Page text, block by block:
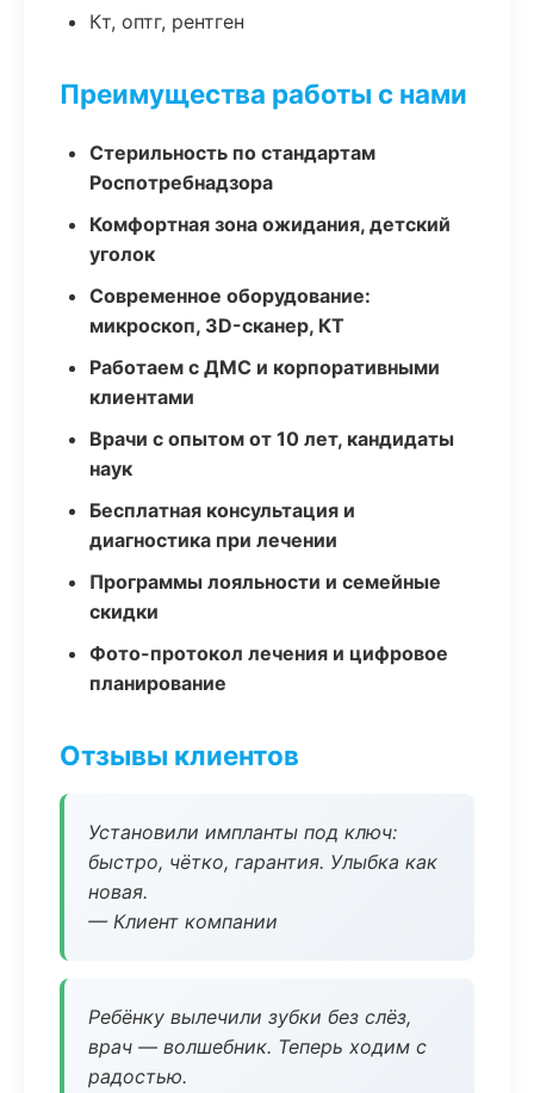
Кт, оптг, рентген
Преимущества работы с нами
Стерильность по стандартам
Роспотребнадзора
Комфортная зона ожидания, детский
уголок
Современное оборудование:
микроскоп, 3D-сканер, КТ
Работаем с ДМС и корпоративными
клиентами
Врачи с опытом от 10 лет, кандидаты
наук
Бесплатная консультация и
диагностика при лечении
Программы лояльности и семейные
скидки
Фото-протокол лечения и цифровое
планирование
Отзывы клиентов
Установили импланты под ключ:
быстро, чётко, гарантия. Улыбка как
новая.
— Клиент компании
Ребёнку вылечили зубки без слёз,
врач — волшебник. Теперь ходим с
радостью.